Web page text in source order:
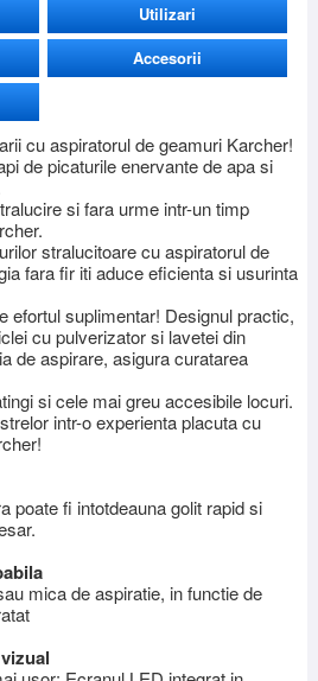
cu aspiratorul de geamuri Karcher!
de picaturile enervante de apa si
si fara urme intr-un timp
stralucitoare cu aspiratorul de
fara fir iti aduce eficienta si usurinta
efortul suplimentar! Designul practic,
cu pulverizator si lavetei din
de aspirare, asigura curatarea
si cele mai greu accesibile locuri.
intr-o experienta placuta cu
poate fi intotdeauna golit rapid si
mica de aspiratie, in functie de
Utilizari
Accesorii